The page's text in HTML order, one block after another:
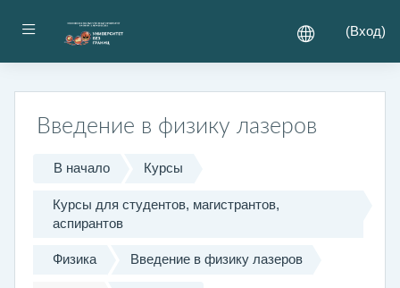
Боковая панель (Вход)
Введение в физику лазеров
В начало Курсы
Курсы для студентов, магистрантов,
аспирантов
Физика Введение в физику лазеров